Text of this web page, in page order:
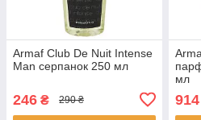
Armaf Club De Nuit Intense
Man серпанок 250 мл
246 ₴ 290 ₴
мл
914